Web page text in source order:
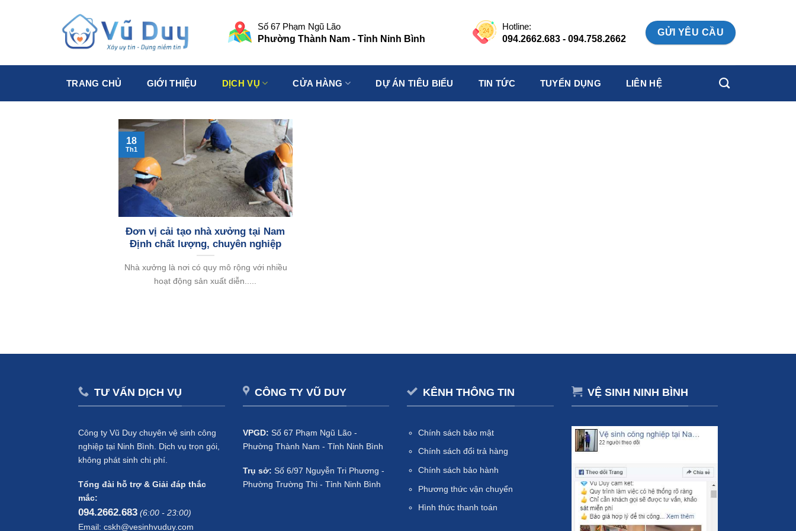
Số 67 Phạm Ngũ Lão
Phường Thành Nam - Tỉnh Ninh Bình
Hotline:
094.2662.683 - 094.758.2662
GỬI YÊU CẦU
TRANG CHỦ GIỚI THIỆU DỊCH VỤ CỬA HÀNG DỰ ÁN TIÊU BIỂU TIN TỨC TUYỂN DỤNG LIÊN HỆ
Đơn vị cải tạo nhà xưởng tại Nam
Định chất lượng, chuyên nghiệp
Nhà xưởng là nơi có quy mô rộng với nhiều
hoạt động sản xuất diễn.....
18
Th1
TƯ VẤN DỊCH VỤ
Công ty Vũ Duy chuyên vệ sinh công
nghiệp tại Ninh Bình. Dịch vụ trọn gói,
không phát sinh chi phí.
Tổng đài hỗ trợ & Giải đáp thắc
mắc:
094.2662.683 (6:00 - 23:00)
Email: cskh@vesinhvuduy.com
CÔNG TY VŨ DUY
VPGD: Số 67 Phạm Ngũ Lão -
Phường Thành Nam - Tỉnh Ninh Bình
Trụ sở: Số 6/97 Nguyễn Tri Phương -
Phường Trường Thi - Tỉnh Ninh Bình
KÊNH THÔNG TIN
Chính sách bảo mật
Chính sách đổi trả hàng
Chính sách bảo hành
Phương thức vận chuyển
Hình thức thanh toán
VỆ SINH NINH BÌNH